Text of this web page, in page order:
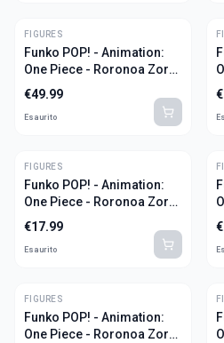
FIGURES
Funko POP! - Animation:
One Piece - Roronoa Zoro
[1775] - CHASE
€49.99
Esaurito
€
FIGURES
Funko POP! - Animation:
One Piece - Roronoa Zoro
[1775]
€17.99
Esaurito
€
FIGURES
Funko POP! - Animation:
One Piece - Roronoa Zoro